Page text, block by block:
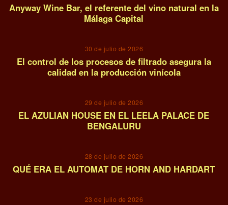
Anyway Wine Bar, el referente del vino natural en la
Málaga Capital
30 de julio de 2026
El control de los procesos de filtrado asegura la
calidad en la producción vinícola
29 de julio de 2026
EL AZULIAN HOUSE EN EL LEELA PALACE DE
BENGALURU
28 de julio de 2026
QUÉ ERA EL AUTOMAT DE HORN AND HARDART
06
23 de julio de 2026